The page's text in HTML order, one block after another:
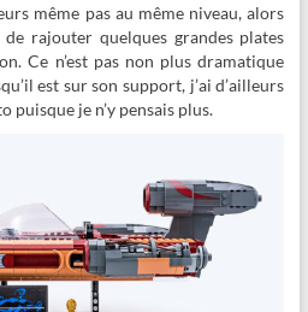
même pas au même niveau, alors
rajouter quelques grandes plates
Ce n’est pas non plus dramatique
est sur son support, j’ai d’ailleurs
puisque je n’y pensais plus.